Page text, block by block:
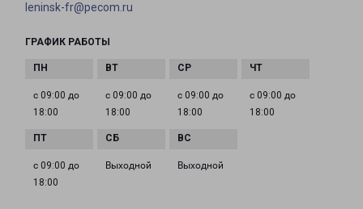
leninsk-fr@pecom.ru
ГРАФИК РАБОТЫ
с 09:00 до
18:00
с 09:00 до
18:00
с 09:00 до
18:00
с 09:00 до
18:00
с 09:00 до
18:00
Выходной Выходной